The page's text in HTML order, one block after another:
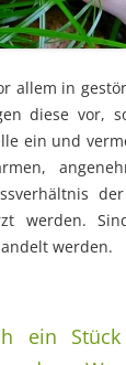
allem in
diese vor,
ein und
werden.
werden.
ein